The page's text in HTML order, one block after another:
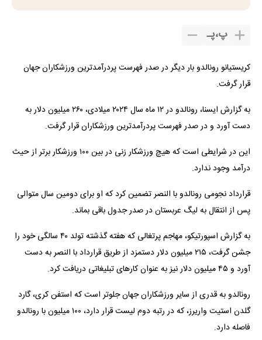
پ،پـ
کریستیانو رونالدو بار دیگر در صدر فهرست پردرآمدترین ورزشکاران جهان
قرار گرفت.
به گزارش ایسنا، رونالدو در ۱۲ ماه سال ۲۰۲۴ میلادی، ۲۶۰ میلیون دلار به
دست آورد و در صدر فهرست پردرآمدترین ورزشکاران قرار گرفت.
این در شرایطی است که هیچ ورزشکار زنی در بین ۱۰۰ ورزشکار برتر از حیث
درآمد وجود ندارد.
قرارداد نجومی رونالدو با النصر تضمین کرد که او برای دومین سال متوالی
پس از انتقال به لیگ عربستان در صدر جدول باقی بماند.
به گزارش اسپورتیکو، مهاجم پرتغالی که هفته گذشته تولد ۴۰ سالگی خود را
جشن گرفت، ۲۱۵ میلیون دلار دستمزد از طریق قرارداد با النصر به دست
آورد و ۴۵ میلیون دلار نیز به عنوان کار‌های تبلیغاتی دریافت کرد.
رونالدو به قدری از سایر ورزشکاران جهان جلوتر است که استفن کری، گارد
گلدن استیت واریرز، که در رتبه دوم لیست قرار دارد، ۱۰۰ میلیون با رونالدو
فاصله دارد.